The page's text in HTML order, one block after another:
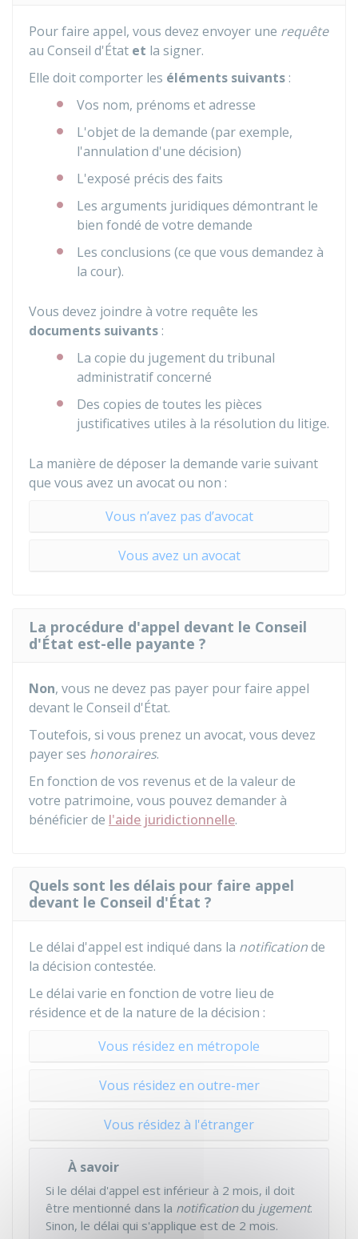
Pour faire appel, vous devez envoyer une requête
au Conseil d'État et la signer.
Elle doit comporter les éléments suivants :
Vos nom, prénoms et adresse
L'objet de la demande (par exemple,
l'annulation d'une décision)
L'exposé précis des faits
Les arguments juridiques démontrant le
bien fondé de votre demande
Les conclusions (ce que vous demandez à
la cour).
Vous devez joindre à votre requête les
documents suivants :
La copie du jugement du tribunal
administratif concerné
Des copies de toutes les pièces
justificatives utiles à la résolution du litige.
La manière de déposer la demande varie suivant
que vous avez un avocat ou non :
Vous n’avez pas d’avocat
Vous avez un avocat
La procédure d'appel devant le Conseil
d'État est-elle payante ?
Non, vous ne devez pas payer pour faire appel
devant le Conseil d'État.
Toutefois, si vous prenez un avocat, vous devez
payer ses honoraires.
En fonction de vos revenus et de la valeur de
votre patrimoine, vous pouvez demander à
bénéficier de l'aide juridictionnelle.
Quels sont les délais pour faire appel
devant le Conseil d'État ?
Le délai d'appel est indiqué dans la notificationde
la décision contestée.
Le délai varie en fonction de votre lieu de
résidence et de la nature de la décision :
Vous résidez en métropole
Vous résidez en outre-mer
Vous résidez à l'étranger
À savoir
Si le délai d'appel est inférieur à 2 mois, il doit
être mentionné dans la notificationdu jugement.
Sinon, le délai qui s'applique est de 2 mois.